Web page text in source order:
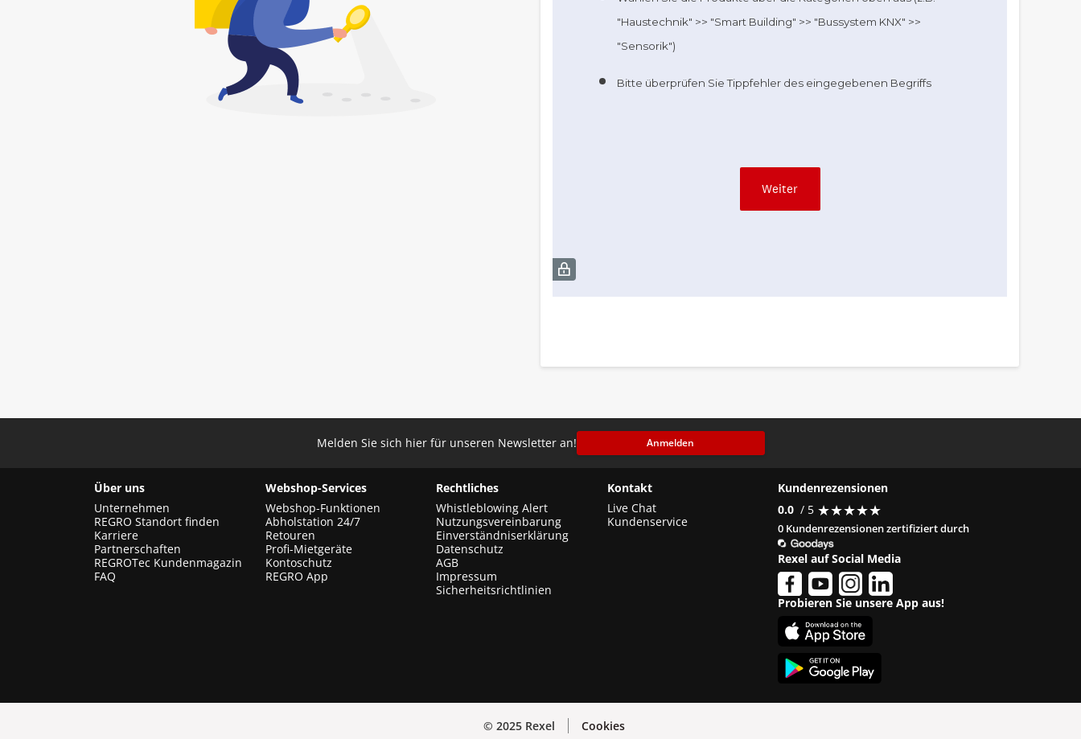
Melden Sie sich hier für unseren Newsletter an! Anmelden
Über uns
Unternehmen
REGRO Standort finden
Karriere
Partnerschaften
REGROTec Kundenmagazin
FAQ
Webshop-Services
Webshop-Funktionen
Abholstation 24/7
Retouren
Profi-Mietgeräte
Kontoschutz
REGRO App
Rechtliches
Whistleblowing Alert
Nutzungsvereinbarung
Einverständniserklärung
Datenschutz
AGB
Impressum
Sicherheitsrichtlinien
Kontakt
Live Chat
Kundenservice
Kundenrezensionen
0.0 / 5 ★★★★★
★★★★★
0 Kundenrezensionen zertifiziert durch
Rexel auf Social Media
Probieren Sie unsere App aus!
© 2025 Rexel Cookies